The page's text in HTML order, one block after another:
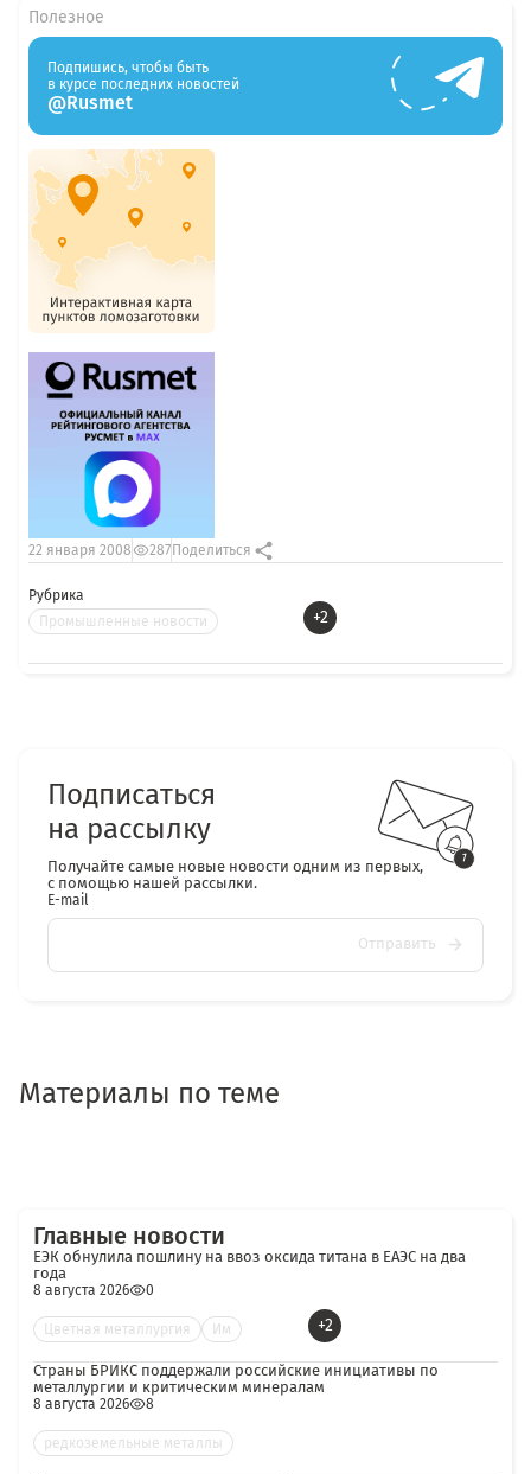
Рубрика
Промышленные новости
+2
22 января 2008 287 Поделиться
Полезное
Подпишись, чтобы быть
в курсе последних новостей
@Rusmet
Подписаться
на рассылку
Получайте самые новые новости одним из первых,
с помощью нашей рассылки.
E-mail
Отправить
Материалы по теме
Главные новости
ЕЭК обнулила пошлину на ввоз оксида титана в ЕАЭС на два
года
8 августа 2026 0
Цветная металлургия Им +2
Страны БРИКС поддержали российские инициативы по
металлургии и критическим минералам
8 августа 2026 8
редкоземельные металлы